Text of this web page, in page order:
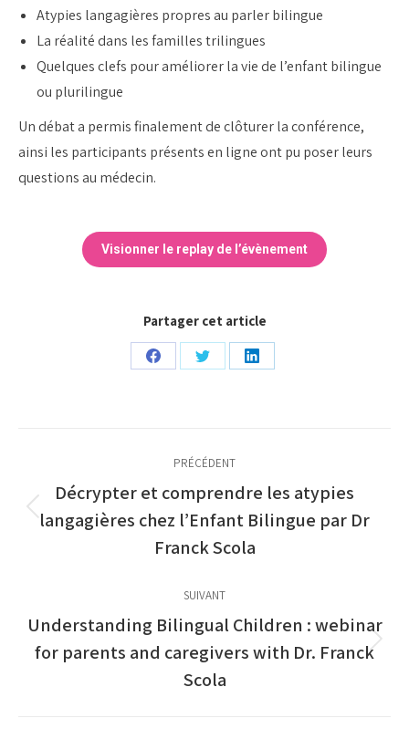
Atypies langagières propres au parler bilingue
La réalité dans les familles trilingues
Quelques clefs pour améliorer la vie de l’enfant bilingue
ou plurilingue
Un débat a permis finalement de clôturer la conférence,
ainsi les participants présents en ligne ont pu poser leurs
questions au médecin.
Visionner le replay de l’évènement
Partager cet article
PartagerPartagerPartager
article
PRÉCÉDENT
Article
précédent
Décrypter et comprendre les atypies
langagières chez l’Enfant Bilingue par Dr
Franck Scola
SUIVANT
Article
suivant
Understanding Bilingual Children : webinar
for parents and caregivers with Dr. Franck
Scola